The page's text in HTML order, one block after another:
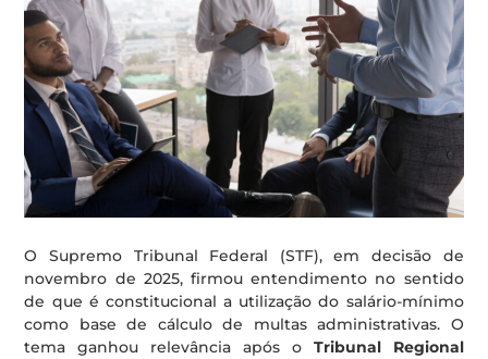
O Supremo Tribunal Federal (STF), em decisão de
novembro de 2025, firmou entendimento no sentido
de que é constitucional a utilização do salário-mínimo
como base de cálculo de multas administrativas. O
tema ganhou relevância após o Tribunal Regional